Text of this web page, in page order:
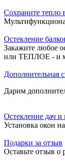
Сохраните тепло
Остекление
Закажите любое
или ТЕПЛОЕ - и
Дополнительная
Дарим
Остекление дач и
Установка окон
Подарки за отзыв
Оставьте отзыв